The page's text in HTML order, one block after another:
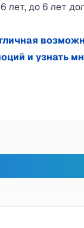
лет, до 6 лет
и узнать